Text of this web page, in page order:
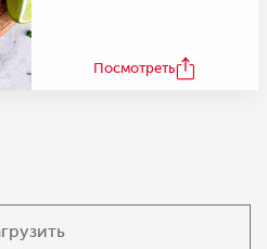
Посмотреть